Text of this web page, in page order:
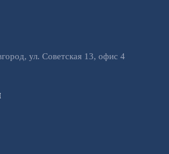
ул. Советская 13, офис 4